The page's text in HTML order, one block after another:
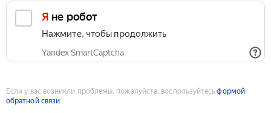
Я не робот
Нажмите, чтобы продолжить
Yandex SmartCaptcha
Если у вас возникли проблемы, пожалуйста, воспользуйтесьформой
обратной связи